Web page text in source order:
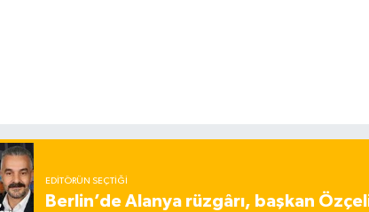
EDITÖRÜN SEÇTIĞI
Berlin’de Alanya rüzgârı, başkan